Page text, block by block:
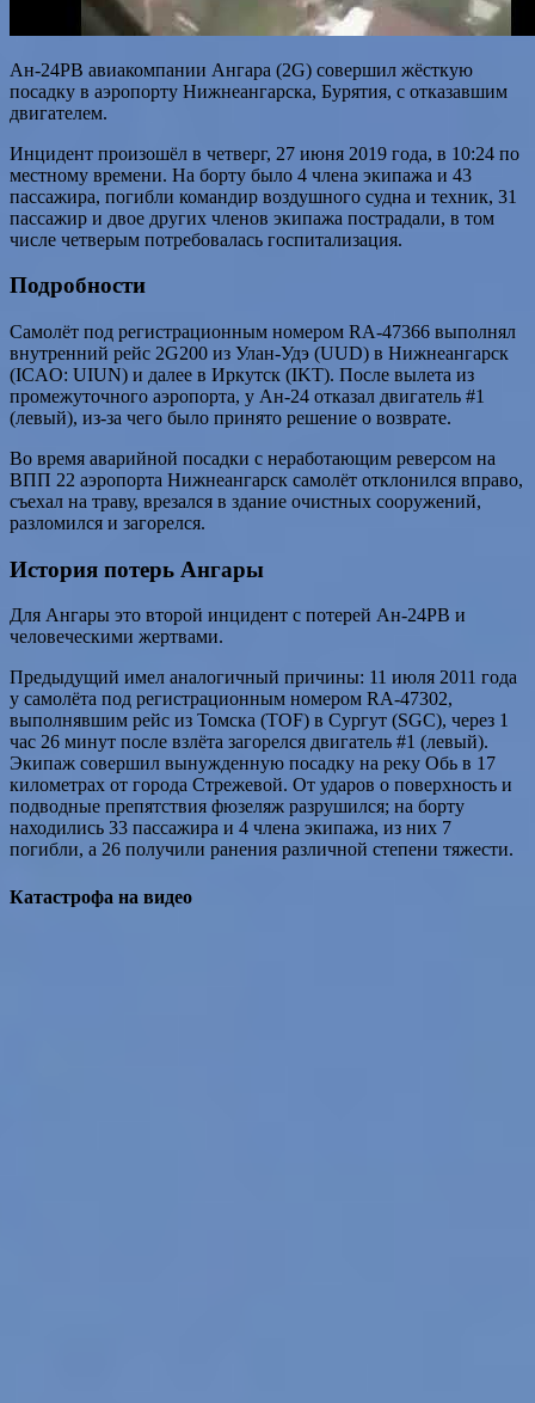
Ан-24РВ авиакомпании Ангара (2G) совершил жёсткую
посадку в аэропорту Нижнеангарска, Бурятия, с отказавшим
двигателем.
Инцидент произошёл в четверг, 27 июня 2019 года, в 10:24 по
местному времени. На борту было 4 члена экипажа и 43
пассажира, погибли командир воздушного судна и техник, 31
пассажир и двое других членов экипажа пострадали, в том
числе четверым потребовалась госпитализация.
Подробности
Самолёт под регистрационным номером RA-47366 выполнял
внутренний рейс 2G200 из Улан-Удэ (UUD) в Нижнеангарск
(ICAO: UIUN) и далее в Иркутск (IKT). После вылета из
промежуточного аэропорта, у Ан-24 отказал двигатель #1
(левый), из-за чего было принято решение о возврате.
Во время аварийной посадки с неработающим реверсом на
ВПП 22 аэропорта Нижнеангарск самолёт отклонился вправо,
съехал на траву, врезался в здание очистных сооружений,
разломился и загорелся.
История потерь Ангары
Для Ангары это второй инцидент с потерей Ан-24РВ и
человеческими жертвами.
Предыдущий имел аналогичный причины: 11 июля 2011 года
у самолёта под регистрационным номером RA-47302,
выполнявшим рейс из Томска (TOF) в Сургут (SGC), через 1
час 26 минут после взлёта загорелся двигатель #1 (левый).
Экипаж совершил вынужденную посадку на реку Обь в 17
километрах от города Стрежевой. От ударов о поверхность и
подводные препятствия фюзеляж разрушился; на борту
находились 33 пассажира и 4 члена экипажа, из них 7
погибли, а 26 получили ранения различной степени тяжести.
Катастрофа на видео